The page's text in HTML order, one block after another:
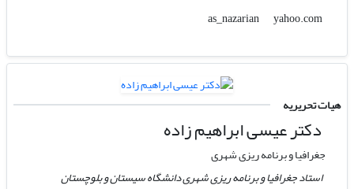
as_nazarian
yahoo.com
هیات تحریریه
دکتر عیسی ابراهیم زاده
جغرافیا و برنامه ریزی شهری
استاد جغرافیا و برنامه ریزی شهری دانشگاه سیستان و بلوچستان